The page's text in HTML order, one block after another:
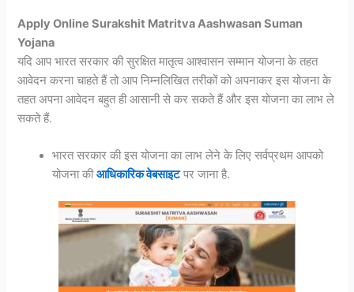
Apply Online Surakshit Matritva Aashwasan Suman
Yojana
यदि आप भारत सरकार की सुरक्षित मातृत्व आश्वासन सम्मान योजना के तहत
आवेदन करना चाहते हैं तो आप निम्नलिखित तरीकों को अपनाकर इस योजना के
तहत अपना आवेदन बहुत ही आसानी से कर सकते हैं और इस योजना का लाभ ले
सकते हैं.
भारत सरकार की इस योजना का लाभ लेने के लिए सर्वप्रथम आपको
योजना कीआधिकारिक वेबसाइटपर जाना है.